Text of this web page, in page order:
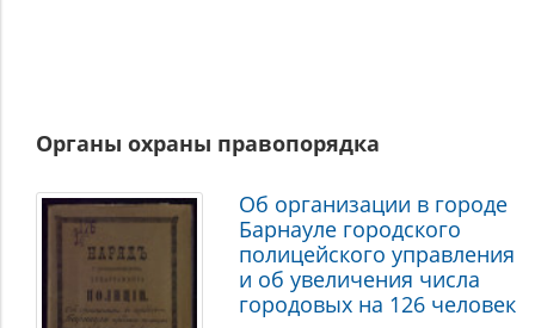
Органы охраны правопорядка
Об организации в городе
Барнауле городского
полицейского управления
и об увеличения числа
городовых на 126 человек